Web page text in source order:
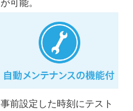
が可能。
事前設定した時刻にテスト